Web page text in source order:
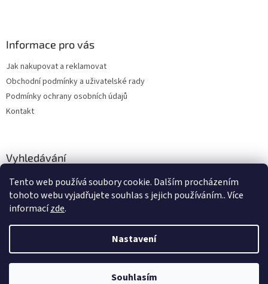
Tento web používá soubory cookie. Dalším procházením
tohoto webu vyjadřujete souhlas s jejich používáním.. Více
informacízde.
Nastavení
Souhlasím
Informace pro vás
Jak nakupovat a reklamovat
Obchodní podmínky a uživatelské rady
Podmínky ochrany osobních údajů
Kontakt
Vyhledávání
HLEDAT
Vytvořil Shoptet
hitobchod. Všechna práva vyhrazena.